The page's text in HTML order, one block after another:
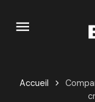
Accueil